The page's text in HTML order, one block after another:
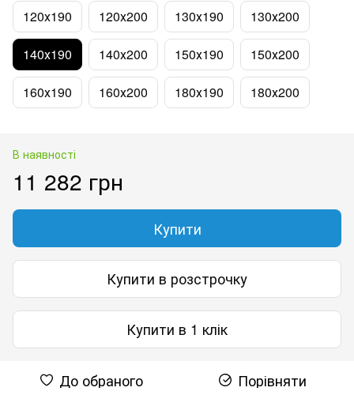
120х190 120х200 130х190 130х200
140х190 140х200 150х190 150х200
160х190 160х200 180х190 180х200
В наявності
11 282 грн
Купити
Купити в розстрочку
Купити в 1 клік
До обраного Порівняти